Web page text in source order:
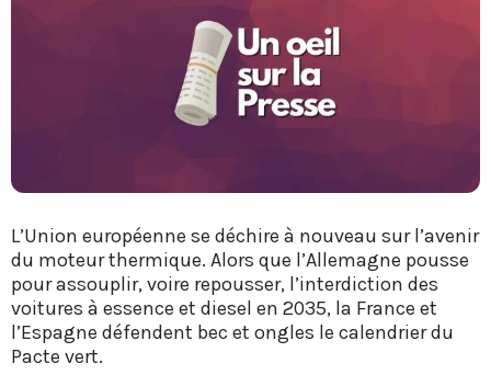
L’Union européenne se déchire à nouveau sur l’avenir
du moteur thermique. Alors que l’Allemagne pousse
pour assouplir, voire repousser, l’interdiction des
voitures à essence et diesel en 2035, la France et
l’Espagne défendent bec et ongles le calendrier du
Pacte vert.